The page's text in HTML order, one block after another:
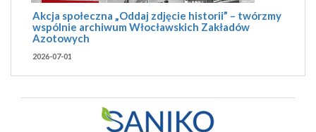
Akcja społeczna „Oddaj zdjęcie historii” – twórzmy
wspólnie archiwum Włocławskich Zakładów
Azotowych
2026-07-01